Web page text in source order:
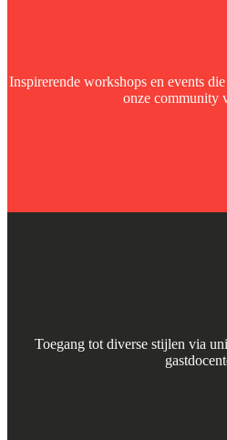
Inspirerende workshops en events
onze community
Toegang tot diverse stijlen via